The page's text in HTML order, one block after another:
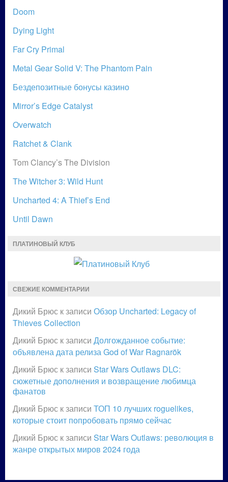
Doom
Dying Light
Far Cry Primal
Metal Gear Solid V: The Phantom Pain
Бездепозитные бонусы казино
Mirror’s Edge Catalyst
Overwatch
Ratchet & Clank
Tom Clancy’s The Division
The Witcher 3: Wild Hunt
Uncharted 4: A Thief’s End
Until Dawn
ПЛАТИНОВЫЙ КЛУБ
СВЕЖИЕ КОММЕНТАРИИ
Дикий Брюс к записи Обзор Uncharted: Legacy of
Thieves Collection
Дикий Брюс к записи Долгожданное событие:
объявлена дата релиза God of War Ragnarök
Дикий Брюс к записи Star Wars Outlaws DLC:
сюжетные дополнения и возвращение любимца
фанатов
Дикий Брюс к записи ТОП 10 лучших roguelikes,
которые стоит попробовать прямо сейчас
Дикий Брюс к записи Star Wars Outlaws: революция в
жанре открытых миров 2024 года